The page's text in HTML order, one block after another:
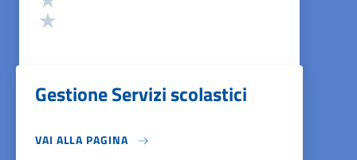
Gestione Servizi scolastici
VAI ALLA PAGINA